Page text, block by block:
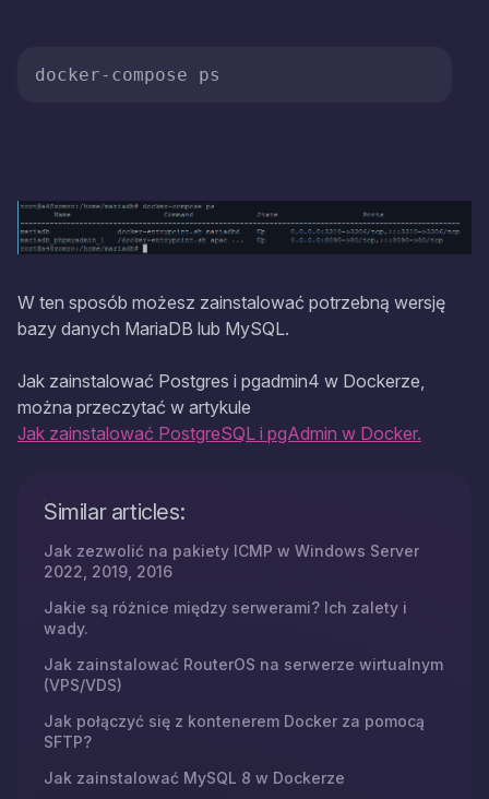
W ten sposób możesz zainstalować potrzebną wersję
bazy danych MariaDB lub MySQL.
Jak zainstalować Postgres i pgadmin4 w Dockerze,
można przeczytać w artykule
Jak zainstalować PostgreSQL i pgAdmin w Docker.
Similar articles:
Jak zezwolić na pakiety ICMP w Windows Server
2022, 2019, 2016
Jakie są różnice między serwerami? Ich zalety i
wady.
Jak zainstalować RouterOS na serwerze wirtualnym
(VPS/VDS)
Jak połączyć się z kontenerem Docker za pomocą
SFTP?
Jak zainstalować MySQL 8 w Dockerze